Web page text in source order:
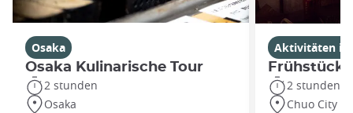
Osaka
Osaka Kulinarische Tour
2 stunden
Osaka
Aktivitäten in
Frühstück
2 stunden
Chuo City